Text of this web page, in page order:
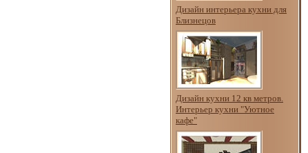
Дизайн интерьера кухни для
Близнецов
Дизайн кухни 12 кв метров.
Интерьер кухни "Уютное
кафе"